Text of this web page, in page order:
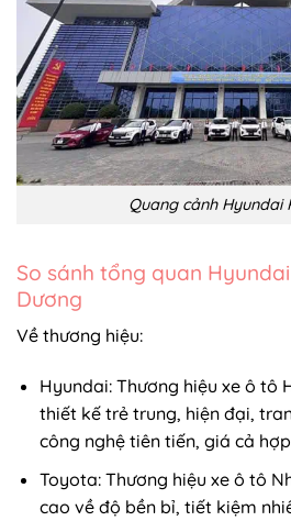
Quang cảnh Hyundai
So sánh tổng quan
Dương
Về thương hiệu:
Hyundai: Thương hiệu xe ô tô
thiết kế trẻ trung, hiện đại,
công nghệ tiên tiến, giá cả
Toyota: Thương hiệu xe ô tô
cao về độ bền bỉ, tiết kiệm